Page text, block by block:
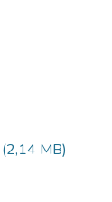
(2,14 MB)